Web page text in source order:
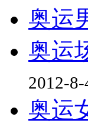
奥运
奥运
2012-8-
奥运